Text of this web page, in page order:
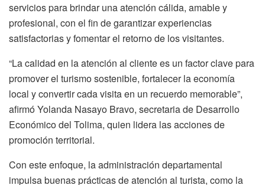
servicios para brindar una atención cálida, amable y
profesional, con el fin de garantizar experiencias
satisfactorias y fomentar el retorno de los visitantes.
“La calidad en la atención al cliente es un factor clave para
promover el turismo sostenible, fortalecer la economía
local y convertir cada visita en un recuerdo memorable”,
afirmó Yolanda Nasayo Bravo, secretaria de Desarrollo
Económico del Tolima, quien lidera las acciones de
promoción territorial.
Con este enfoque, la administración departamental
impulsa buenas prácticas de atención al turista, como la